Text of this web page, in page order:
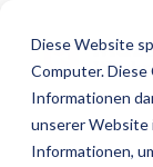
Diese Website
Computer.
Informationen
unserer Website
Informationen,